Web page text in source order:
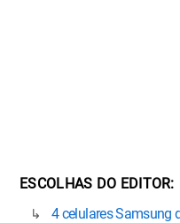
ESCOLHAS DO EDITOR
4 celulares Samsung